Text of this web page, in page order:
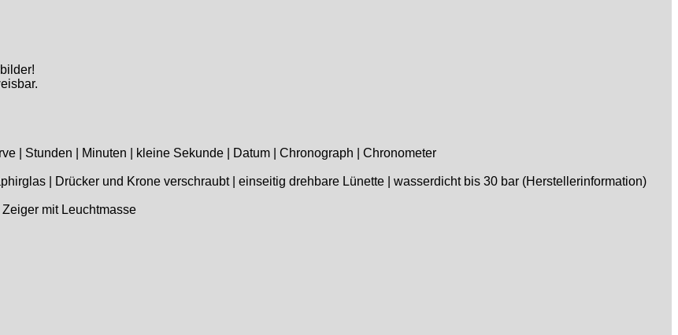
| Stunden | Minuten | kleine Sekunde | Datum | Chronograph | Chronometer
| Drücker und Krone verschraubt | einseitig drehbare Lünette | wasserdicht bis 30 bar (Herstellerinformation)
mit Leuchtmasse